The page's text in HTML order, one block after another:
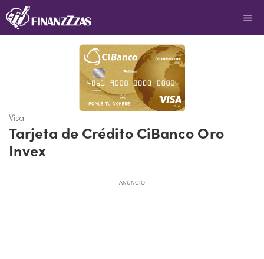
Saltar
al
Visa
Tarjeta de Crédito CiBanco Oro
Invex
ANUNCIO